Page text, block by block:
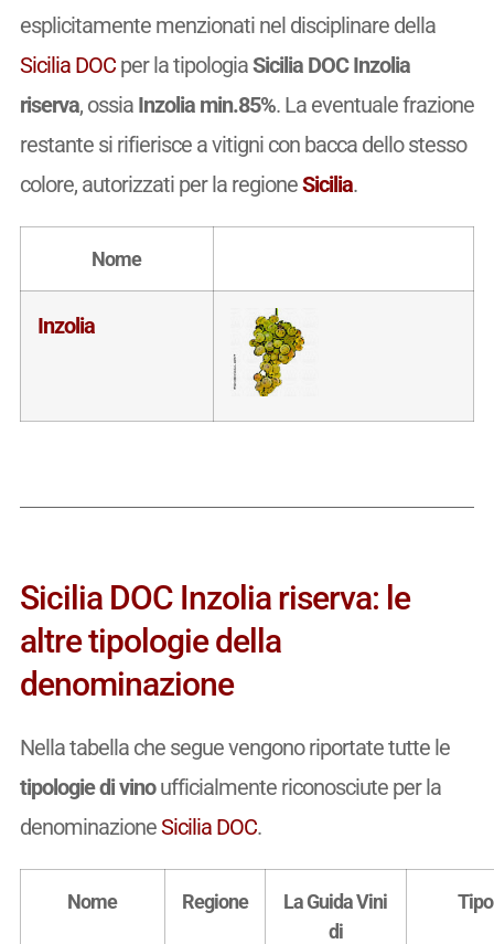
esplicitamente menzionati nel disciplinare della
Sicilia DOCper la tipologiaSicilia DOC Inzolia
riserva, ossia Inzolia min.85%. La eventuale frazione
restante si rifierisce a vitigni con bacca dello stesso
colore, autorizzati per la regioneSicilia.
Nome
Inzolia
Sicilia DOC Inzolia riserva: le
altre tipologie della
denominazione
Nella tabella che segue vengono riportate tutte le
tipologie di vinoufficialmente riconosciute per la
denominazioneSicilia DOC.
Nome Regione
La Guida Vini
di
Tipo